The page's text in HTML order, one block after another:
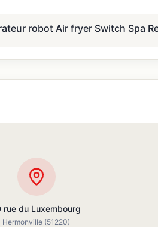
robot Air fryer Switch Spa
rue du Luxembourg
Hermonville (51220)